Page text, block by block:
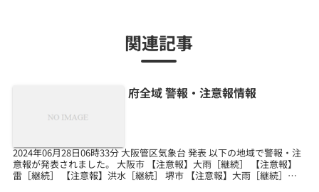
関連記事
府全域 警報・注意報情報
2024年06月28日06時33分 大阪管区気象台 発表 以下の地域で警報・注
意報が発表されました。 大阪市 【注意報】大雨［継続］ 【注意報】
雷［継続］ 【注意報】洪水［継続］ 堺市 【注意報】大雨［継続］